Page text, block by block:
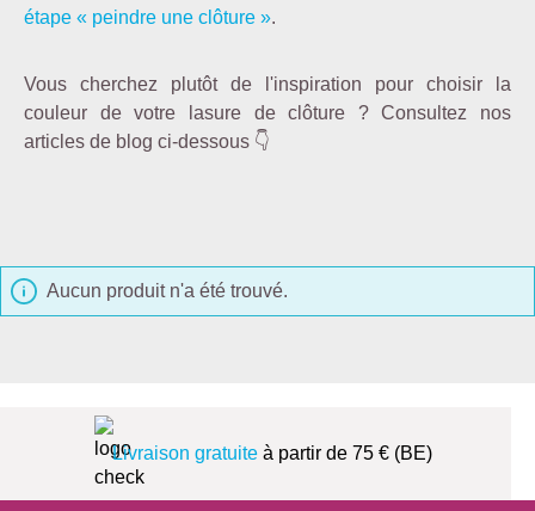
étape « peindre une clôture ».
Vous cherchez plutôt de l'inspiration pour choisir la
couleur de votre lasure de clôture ? Consultez nos
articles de blog ci-dessous 👇
Aucun produit n'a été trouvé.
Livraison gratuiteà partir de 75 € (BE)